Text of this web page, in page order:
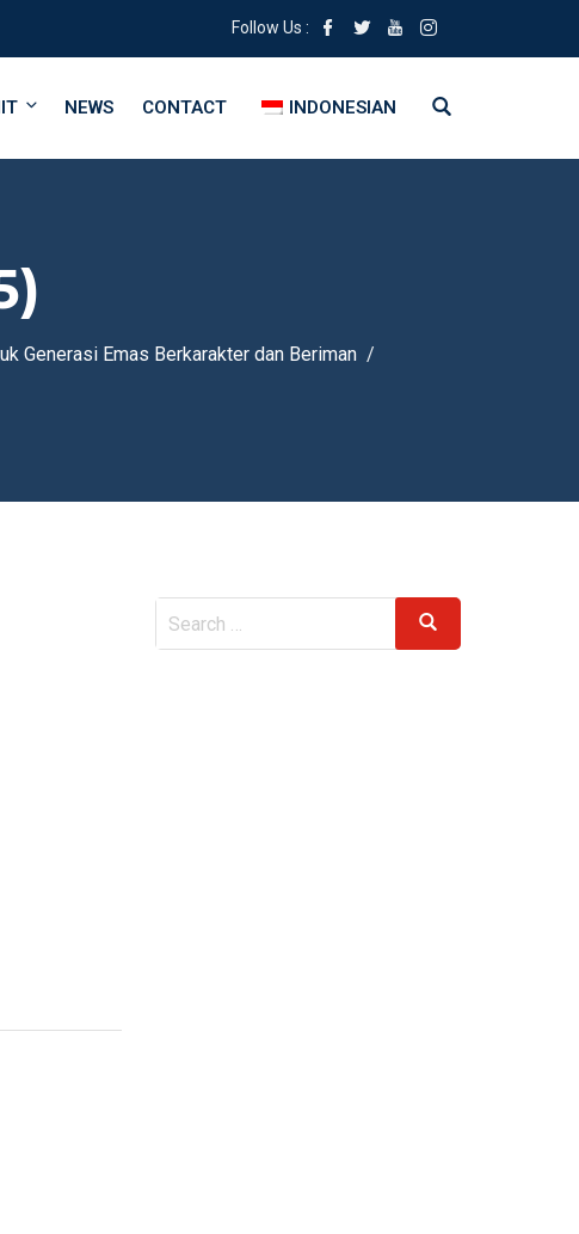
Follow Us :
NEWS CONTACT INDONESIAN
Generasi Emas Berkarakter dan Beriman
Search
for:
Search